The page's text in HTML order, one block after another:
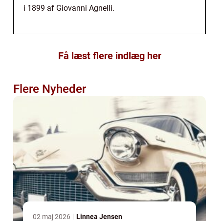
i 1899 af Giovanni Agnelli.
Få læst flere indlæg her
Flere Nyheder
02 maj 2026 Linnea Jensen